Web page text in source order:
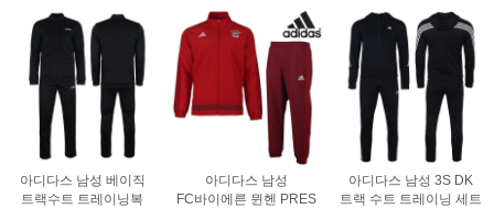
아디다스 남성 베이직
트랙수트 트레이닝복
아디다스 남성
FC바이에른 뮌헨 PRES
아디다스 남성 3S DK
트랙 수트 트레이닝 세트